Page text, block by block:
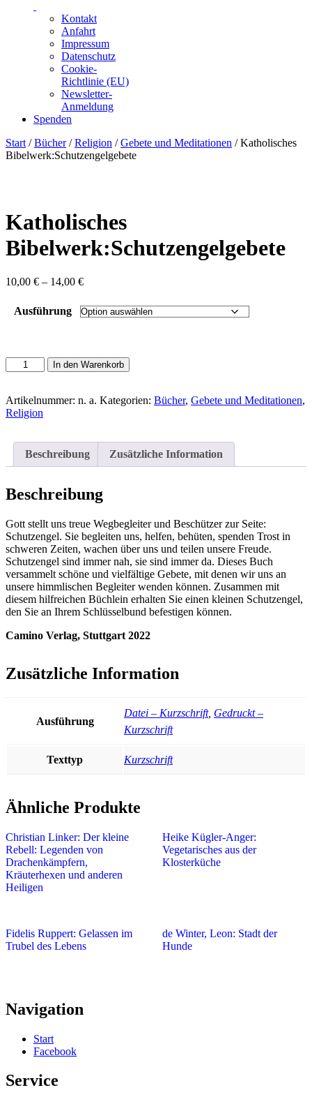
Kontakt
Anfahrt
Impressum
Datenschutz
Cookie-
Richtlinie (EU)
Newsletter-
Anmeldung
Spenden
Skip
to
Start /Bücher/Religion /Gebete und Meditationen / Katholisches
Bibelwerk:Schutzengelgebete
Katholisches
Bibelwerk:Schutzengelgebete
10,00 € – 14,00 €Preisspanne:
bis
14,00 €
Ausführung
Katholisches
Bibelwerk:Schutzengelgebete
In den Warenkorb
Artikelnummer: n. a. Kategorien: Bücher, Gebete und Meditationen,
Religion
Beschreibung Zusätzliche Information
Beschreibung
Gott stellt uns treue Wegbegleiter und Beschützer zur Seite:
Schutzengel. Sie begleiten uns, helfen, behüten, spenden Trost in
schweren Zeiten, wachen über uns und teilen unsere Freude.
Schutzengel sind immer nah, sie sind immer da. Dieses Buch
versammelt schöne und vielfältige Gebete, mit denen wir uns an
unsere himmlischen Begleiter wenden können. Zusammen mit
diesem hilfreichen Büchlein erhalten Sie einen kleinen Schutzengel,
den Sie an Ihrem Schlüsselbund befestigen können.
Camino Verlag, Stuttgart 2022
Zusätzliche Information
Ausführung
Datei – Kurzschrift, Gedruckt –
Kurzschrift
Texttyp Kurzschrift
Ähnliche Produkte
Christian Linker: Der kleine
Rebell: Legenden von
Drachenkämpfern,
Kräuterhexen und anderen
Heiligen
Heike Kügler-Anger:
Vegetarisches aus der
Klosterküche
Fidelis Ruppert: Gelassen im
Trubel des Lebens
de Winter, Leon: Stadt der
Hunde
Navigation
Start
Facebook
Service